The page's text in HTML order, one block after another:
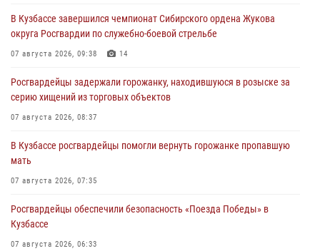
В Кузбассе завершился чемпионат Сибирского ордена Жукова
округа Росгвардии по служебно-боевой стрельбе
07 августа 2026, 09:38 14
Росгвардейцы задержали горожанку, находившуюся в розыске за
серию хищений из торговых объектов
07 августа 2026, 08:37
В Кузбассе росгвардейцы помогли вернуть горожанке пропавшую
мать
07 августа 2026, 07:35
Росгвардейцы обеспечили безопасность «Поезда Победы» в
Кузбассе
07 августа 2026, 06:33